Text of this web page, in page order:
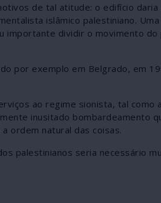
de tal atitude: o edifício daria
islâmico palestiniano.
importante dividir o movimento
por exemplo em Belgrado, em
ao regime sionista, tal como
inusitado bombardeamento
ordem natural das coisas.
palestinianos seria necessário